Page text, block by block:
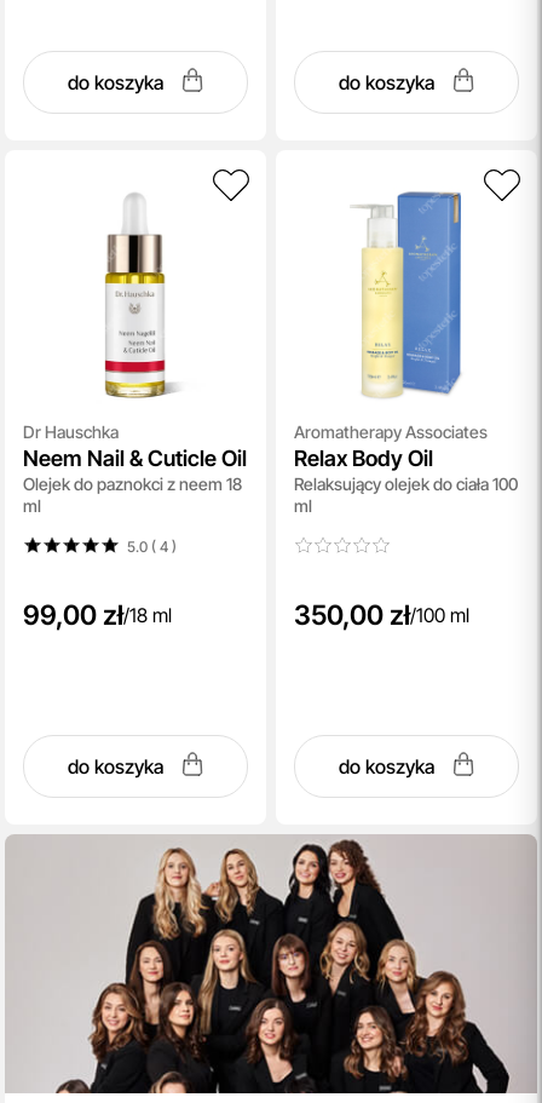
do koszyka do koszyka
Dr Hauschka
Neem Nail & Cuticle Oil
Olejek do paznokci z neem 18
ml
5.0 ( 4)
99,00 zł/18 ml
do koszyka
Aromatherapy Associates
Relax Body Oil
Relaksujący olejek do ciała 100
ml
350,00 zł/100 ml
do koszyka